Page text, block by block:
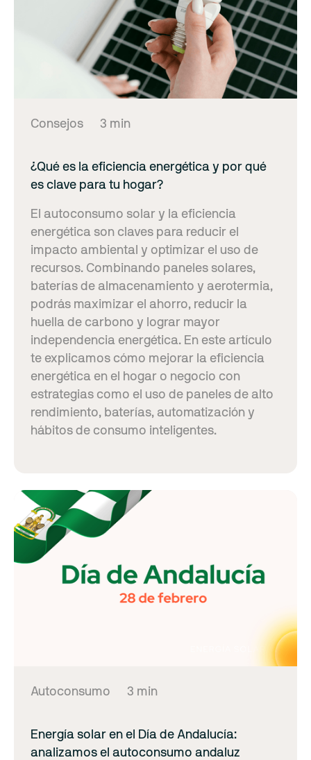
Consejos 3 min
¿Qué es la eficiencia energética y por qué
es clave para tu hogar?
El autoconsumo solar y la eficiencia
energética son claves para reducir el
impacto ambiental y optimizar el uso de
recursos. Combinando paneles solares,
baterías de almacenamiento y aerotermia,
podrás maximizar el ahorro, reducir la
huella de carbono y lograr mayor
independencia energética. En este artículo
te explicamos cómo mejorar la eficiencia
energética en el hogar o negocio con
estrategias como el uso de paneles de alto
rendimiento, baterías, automatización y
hábitos de consumo inteligentes.
Autoconsumo 3 min
Energía solar en el Día de Andalucía:
analizamos el autoconsumo andaluz